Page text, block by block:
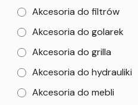
Akcesoria do filtrów
Akcesoria do golarek
Akcesoria do grilla
Akcesoria do hydrauliki
Akcesoria do mebli